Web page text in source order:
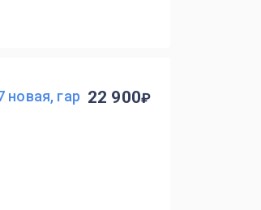
новая, гар 22 900